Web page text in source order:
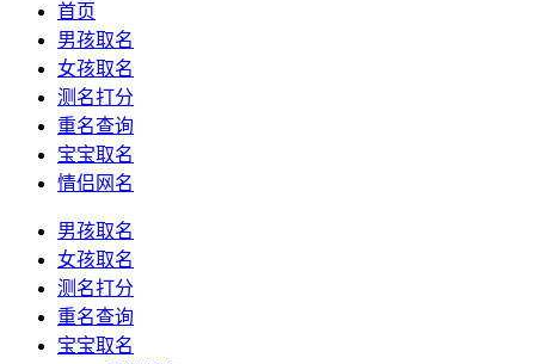
首页
男孩取名
女孩取名
测名打分
重名查询
宝宝取名
情侣网名
男孩取名
女孩取名
测名打分
重名查询
宝宝取名